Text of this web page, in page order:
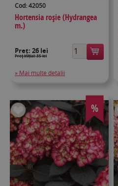
Cod: 42050
Hortensia roşie (Hydrangea
m.)
Preț: 26 lei
Preţ inițial: 35 lei
» Mai multe detalii
%